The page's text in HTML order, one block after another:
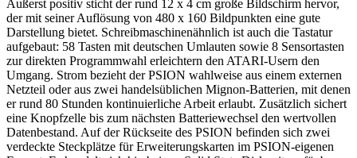
Äußerst positiv sticht der rund 12 x 4 cm große Bildschirm hervor,
der mit seiner Auflösung von 480 x 160 Bildpunkten eine gute
Darstellung bietet. Schreibmaschinenähnlich ist auch die Tastatur
aufgebaut: 58 Tasten mit deutschen Umlauten sowie 8 Sensortasten
zur direkten Programmwahl erleichtern den ATARI-Usern den
Umgang. Strom bezieht der PSION wahlweise aus einem externen
Netzteil oder aus zwei handelsüblichen Mignon-Batterien, mit denen
er rund 80 Stunden kontinuierliche Arbeit erlaubt. Zusätzlich sichert
eine Knopfzelle bis zum nächsten Batteriewechsel den wertvollen
Datenbestand. Auf der Rückseite des PSION befinden sich zwei
verdeckte Steckplätze für Erweiterungskarten im PSION-eigenen